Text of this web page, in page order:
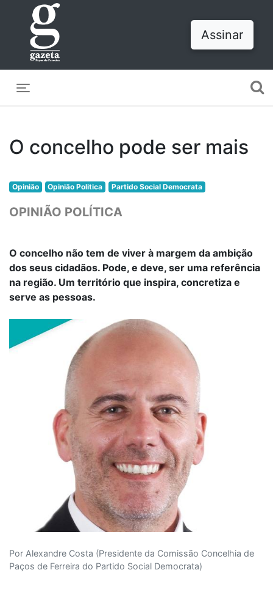
Assinar
O concelho pode ser mais
Opinião Opinião Politica Partido Social Democrata
OPINIÃO POLÍTICA
O concelho não tem de viver à margem da ambição
dos seus cidadãos. Pode, e deve, ser uma referência
na região. Um território que inspira, concretiza e
serve as pessoas.
Por Alexandre Costa (Presidente da Comissão Concelhia de
Paços de Ferreira do Partido Social Democrata)